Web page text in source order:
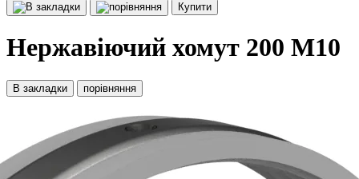
Купити
Нержавіючий хомут 200 М10
В закладки порівняння